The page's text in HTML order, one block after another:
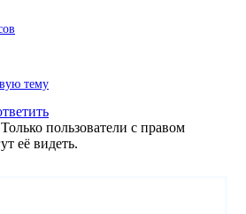
тему
пользователи с правом
её видеть.